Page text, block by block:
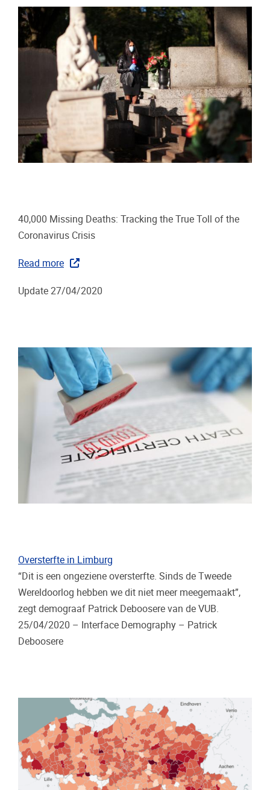
40,000 Missing Deaths: Tracking the True Toll of the
Coronavirus Crisis
Read more
Update 27/04/2020
Oversterfte in Limburg
“Dit is een ongeziene oversterfte. Sinds de Tweede
Wereldoorlog hebben we dit niet meer meegemaakt”,
zegt demograaf Patrick Deboosere van de VUB.
25/04/2020 – Interface Demography – Patrick
Deboosere